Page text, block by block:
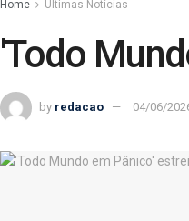
Home Últimas Notícias
'Todo
by redacao 04/06/